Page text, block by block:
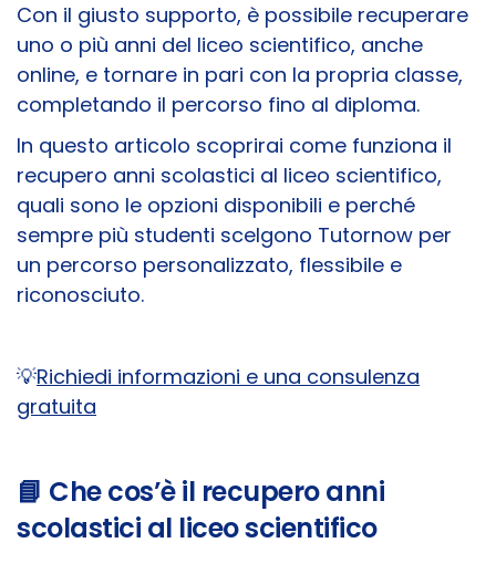
Con il giusto supporto, è possibile recuperare
uno o più anni del liceo scientifico, anche
online, e tornare in pari con la propria classe,
completando il percorso fino al diploma.
In questo articolo scoprirai come funziona il
recupero anni scolastici al liceo scientifico,
quali sono le opzioni disponibili e perché
sempre più studenti scelgono Tutornow per
un percorso personalizzato, flessibile e
riconosciuto.
💡Richiedi informazioni e una consulenza
gratuita
📘 Che cos’è il recupero anni
scolastici al liceo scientifico